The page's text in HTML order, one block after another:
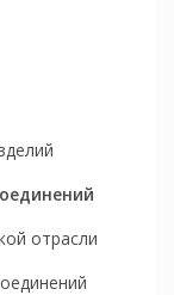
отрасли